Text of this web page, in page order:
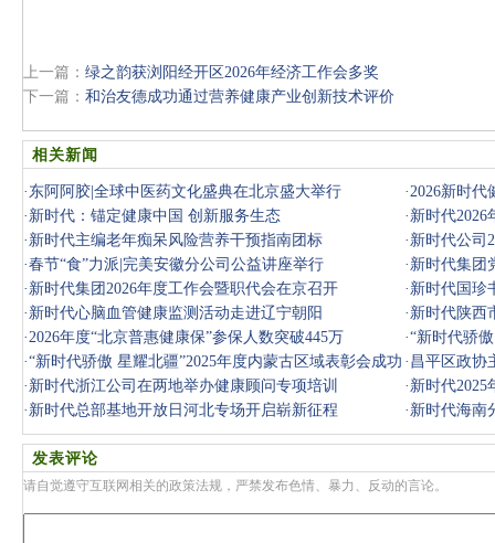
上一篇： 绿之韵获浏阳经开区2026年经济工作会多奖
下一篇： 和治友德成功通过营养健康产业创新技术评价
相关新闻
· 东阿阿胶|全球中医药文化盛典在北京盛大举行 ·2026新时代
· 新时代：锚定健康中国 创新服务生态 · 新时代2026
· 新时代‌主编老年痴呆风险营养干预指南团标 · 新时代公司
·春节“食”力派|完美安徽分公司公益讲座举行 · 新时代集团
会
· 新时代集团2026年度工作会暨职代会在京召开 · 新时代国珍
· 新时代心脑血管健康监测活动走进辽宁朝阳 · 新时代陕西
·2026年度“北京普惠健康保”参保人数突破445万 ·“新时代骄
办
·“新时代骄傲 星耀北疆”2025年度内蒙古区域表彰会成功
举办
· 昌平区政协
· 新时代浙江公司在两地举办健康顾问专项培训 · 新时代2025
· 新时代总部基地开放日河北专场开启崭新征程 · 新时代海南
发表评论
请自觉遵守互联网相关的政策法规，严禁发布色情、暴力、反动的言论。